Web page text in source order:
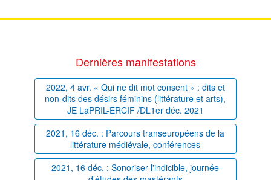
Dernières manifestations
2022, 4 avr. « Qui ne dit mot consent » : dits et
non-dits des désirs féminins (littérature et arts),
JE LaPRIL-ERCIF /DL1er déc. 2021
2021, 16 déc. : Parcours transeuropéens de la
littérature médiévale, conférences
2021, 16 déc. : Sonoriser l'indicible, journée